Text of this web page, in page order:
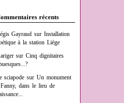
récents
Gayraud surInstallation
à la station Liège
surCinq dignitaires
sciapode surUn monument
dans le lieu de